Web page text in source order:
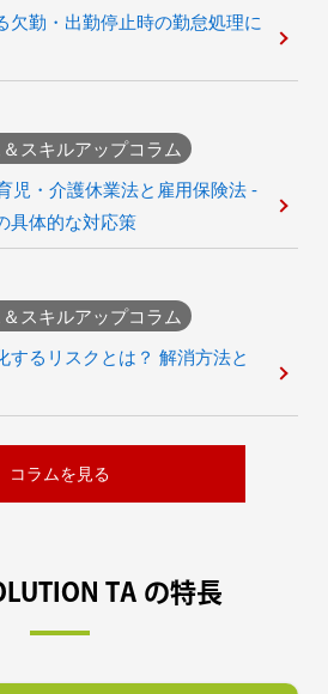
欠勤・出勤停止時の勤怠処理に
スキルアップコラム
児・介護休業法と雇用保険法 -
具体的な対応策
スキルアップコラム
するリスクとは？ 解消方法と
コラムを見る
TA の特長